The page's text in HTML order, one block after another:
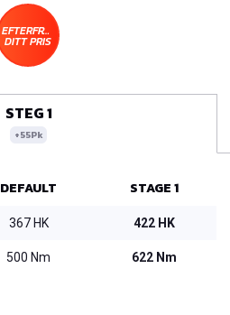
EFTERFRÅGA
DITT PRIS
STEG 1
+55Pk
DEFAULT STAGE 1
367 HK 422 HK
500 Nm 622 Nm